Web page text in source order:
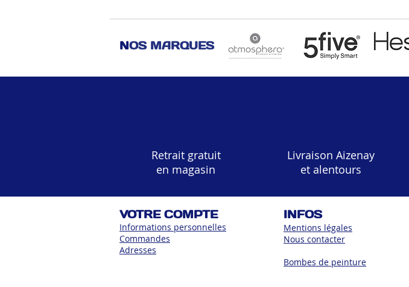
NOS MARQUES
Retrait gratuit
en magasin
Livraison Aizenay
et alentours
VOTRE COMPTE
Informations personnelles
Commandes
Adresses
INFOS
Mentions légales
Nous contacter
Bombes de peinture